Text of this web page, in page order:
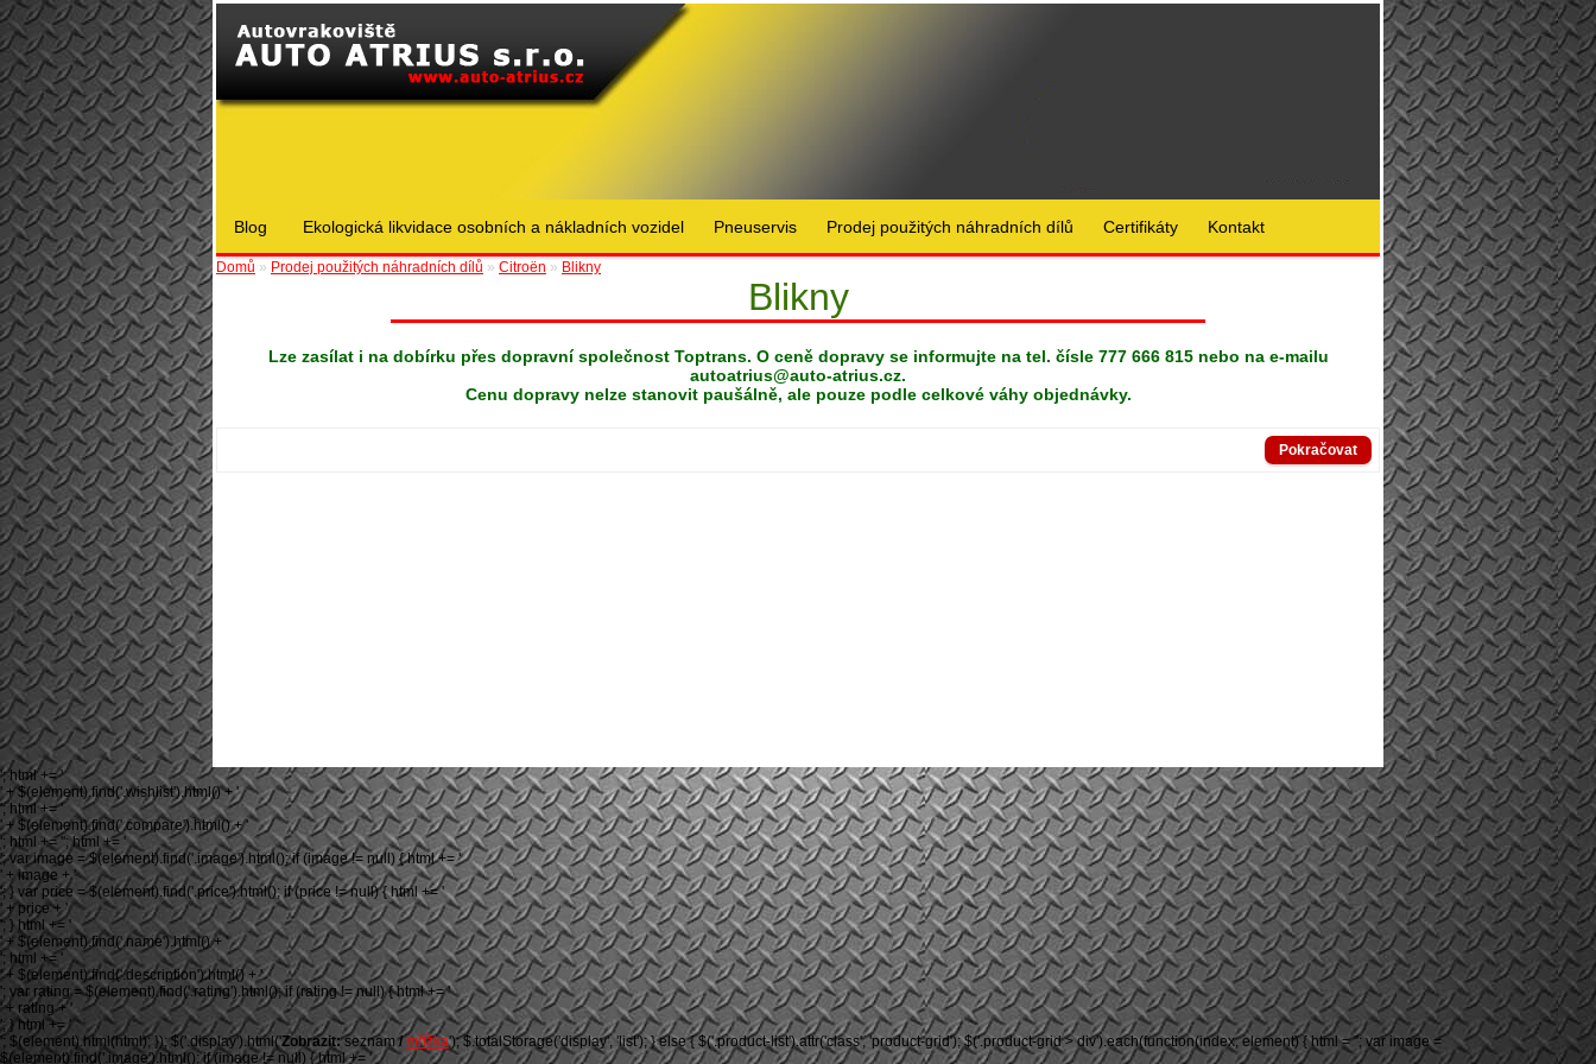
Blog Ekologická likvidace osobních a nákladních vozidel Pneuservis Prodej použitých náhradních dílů Certifikáty Kontakt
Domů » Prodej použitých náhradních dílů » Citroën » Blikny
Blikny
Lze zasílat i na dobírku přes dopravní společnost Toptrans. O ceně dopravy se informujte na tel. čísle 777 666 815 nebo na e-mailu
autoatrius@auto-atrius.cz.
Cenu dopravy nelze stanovit paušálně, ale pouze podle celkové váhy objednávky.
Pokračovat
'; html += '
' + $(element).find('.wishlist').html() + '
'; html += '
' + $(element).find('.compare').html() + '
'; html += ''; html += '
'; var image = $(element).find('.image').html(); if (image != null) { html += '
' + image + '
'; } var price = $(element).find('.price').html(); if (price != null) { html += '
' + price + '
'; } html += '
' + $(element).find('.name').html() + '
'; html += '
' + $(element).find('.description').html() + '
'; var rating = $(element).find('.rating').html(); if (rating != null) { html += '
' + rating + '
'; } html += '
'; $(element).html(html); }); $('.display').html('Zobrazit:seznam/ mřížka'); $.totalStorage('display', 'list'); } else { $('.product-list').attr('class', 'product-grid'); $('.product-grid > div').each(function(index, element) { html = ''; var image =
$(element).find('.image').html(); if (image != null) { html += '